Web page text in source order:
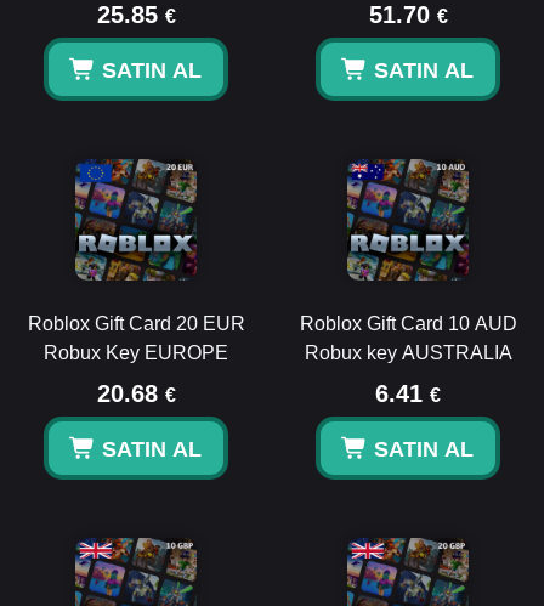
25.85 €
SATIN AL
51.70 €
SATIN AL
Roblox Gift Card 20 EUR
Robux Key EUROPE
20.68 €
SATIN AL
Roblox Gift Card 10 AUD
Robux key AUSTRALIA
6.41 €
SATIN AL